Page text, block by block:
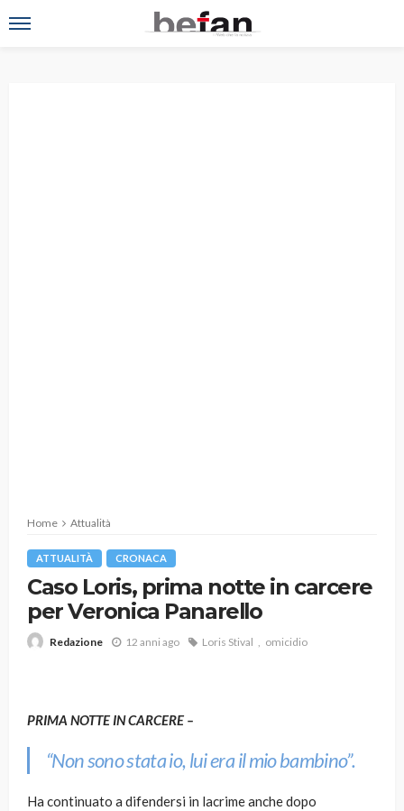
Home Attualità
ATTUALITÀ CRONACA
Caso Loris, prima notte in carcere
per Veronica Panarello
Redazione 12 anni ago Loris Stival omicidio
PRIMA NOTTE IN CARCERE –
“Non sono stata io, lui era il mio bambino”.
Ha continuato a difendersi in lacrime anche dopo